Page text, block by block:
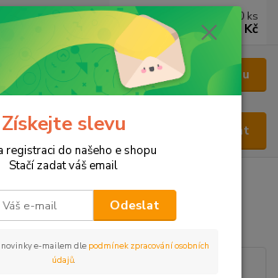
Menu
Hledat
0 ks
0 Kč
Získejte slevu
registraci do našeho e shopu
Stačí zadat váš email
Odeslat
e-mailem dle podmínek zpracování osobních
údajů.